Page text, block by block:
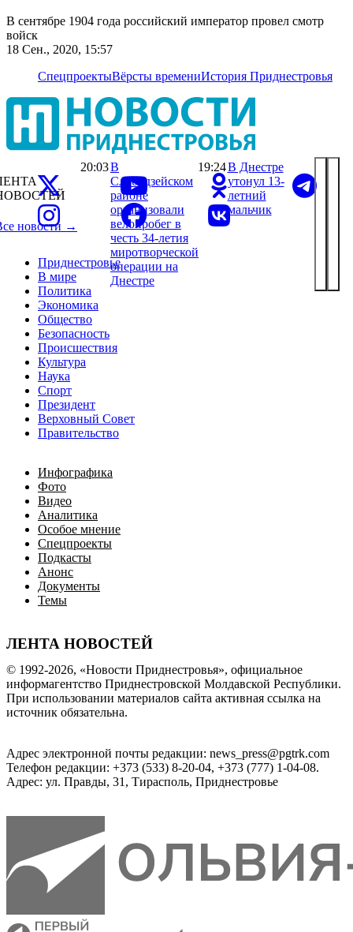
В сентябре 1904 года российский император провел смотр
войск
18 Сен., 2020, 15:57
СпецпроектыВёрсты времениИстория Приднестровья
Приднестровье
В мире
Политика
Экономика
Общество
Безопасность
Происшествия
Культура
Наука
Спорт
Президент
Верховный Совет
Правительство
Инфографика
Фото
Видео
Аналитика
Особое мнение
Спецпроекты
Подкасты
Анонс
Документы
Темы
ЛЕНТА НОВОСТЕЙ
новости →
20:03В
Слободзейском
районе
организовали
велопробег в
честь 34-летия
миротворческой
операции на
Днестре
19:24В Днестре
утонул 13-
летний
мальчик
© 1992-2026, «Новости Приднестровья», официальное
информагентство Приднестровской Молдавской Республики.
При использовании материалов сайта активная ссылка на
источник обязательна.
Адрес электронной почты редакции: news_press@pgtrk.com
Телефон редакции: +373 (533) 8-20-04, +373 (777) 1-04-08.
Адрес: ул. Правды, 31, Тирасполь, Приднестровье